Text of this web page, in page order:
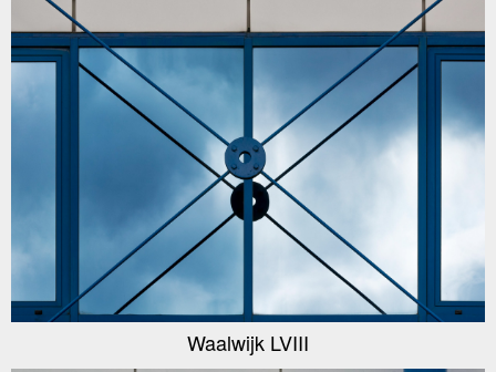
Waalwijk LVIII